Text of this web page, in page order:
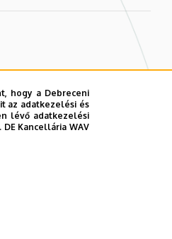
hogy a Debreceni
az adatkezelési és
lévő adatkezelési
DE Kancellária WAV